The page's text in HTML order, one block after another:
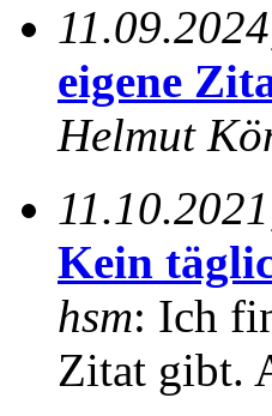
eigene
Helmut
Kein
hsm: Ich
Zitat gibt.